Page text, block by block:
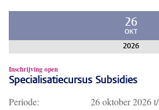
26
OKT
2026
Inschrijving open
Specialisatiecursus Subsidies
Periode: 26 oktober 2026